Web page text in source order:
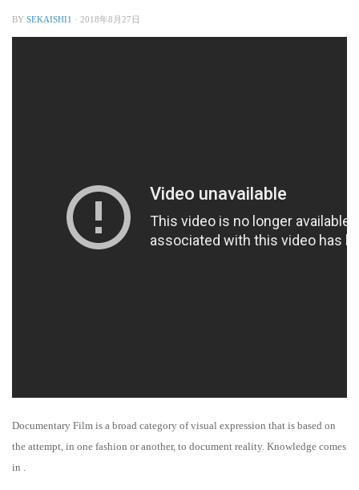
BY SEKAISHI1 · 2018年8月27日
Documentary Film is a broad category of visual expression that is based on
the attempt, in one fashion or another, to document reality. Knowledge comes
in .